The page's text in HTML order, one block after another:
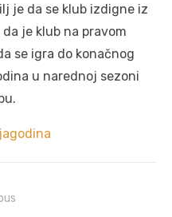
je da se klub izdigne iz
je klub na pravom
se igra do konačnog
u narednoj sezoni